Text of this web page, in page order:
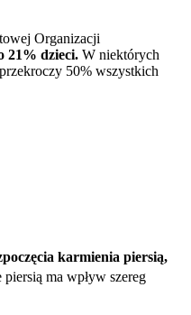
Organizacji
21% dzieci. W niektórych
50% wszystkich
karmienia piersią,
ma wpływ szereg